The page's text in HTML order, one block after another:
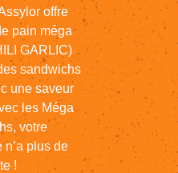
offre
pain méga
GARLIC)
sandwichs
une saveur
les Méga
votre
n’a plus de
!